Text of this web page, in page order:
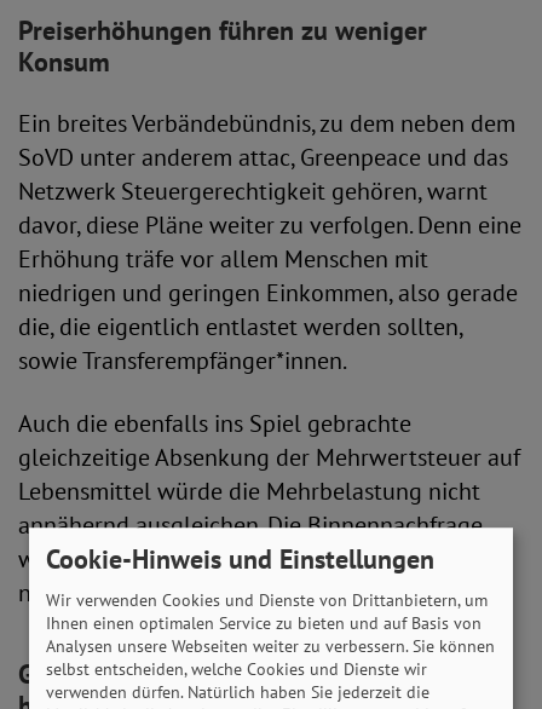
Preiserhöhungen führen zu weniger
Konsum
Ein breites Verbändebündnis, zu dem neben dem
SoVD unter anderem attac, Greenpeace und das
Netzwerk Steuergerechtigkeit gehören, warnt
davor, diese Pläne weiter zu verfolgen. Denn eine
Erhöhung träfe vor allem Menschen mit
niedrigen und geringen Einkommen, also gerade
die, die eigentlich entlastet werden sollten,
sowie Transferempfänger*innen.
Auch die ebenfalls ins Spiel gebrachte
gleichzeitige Absenkung der Mehrwertsteuer auf
Lebensmittel würde die Mehrbelastung nicht
annähernd ausgleichen. Die Binnennachfrage
würde weiter geschwächt, mit entsprechenden
negativen wirtschaftlichen Effekten.
Große Vermögen zur Haushaltssanierung
Cookie-Hinweis und Einstellungen
Wir verwenden Cookies und Dienste von Drittanbietern, um
Ihnen einen optimalen Service zu bieten und auf Basis von
Analysen unsere Webseiten weiter zu verbessern. Sie können
selbst entscheiden, welche Cookies und Dienste wir
verwenden dürfen. Natürlich haben Sie jederzeit die